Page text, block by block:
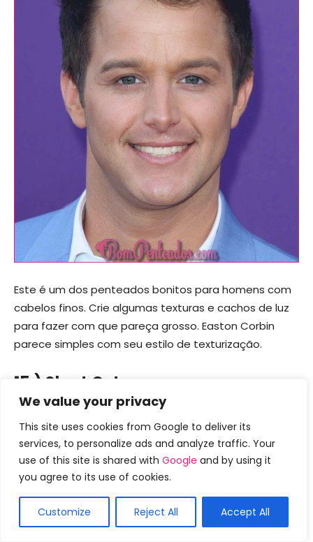
We value your privacy
This site uses cookies from Google to deliver its
services, to personalize ads and analyze traffic. Your
use of this site is shared with Google and by using it
you agree to its use of cookies.
Customize Reject All Accept All
Este é um dos penteados bonitos para homens com
cabelos finos. Crie algumas texturas e cachos de luz
para fazer com que pareça grosso. Easton Corbin
parece simples com seu estilo de texturização.
15.) Short Cut com
Edgy Quiff